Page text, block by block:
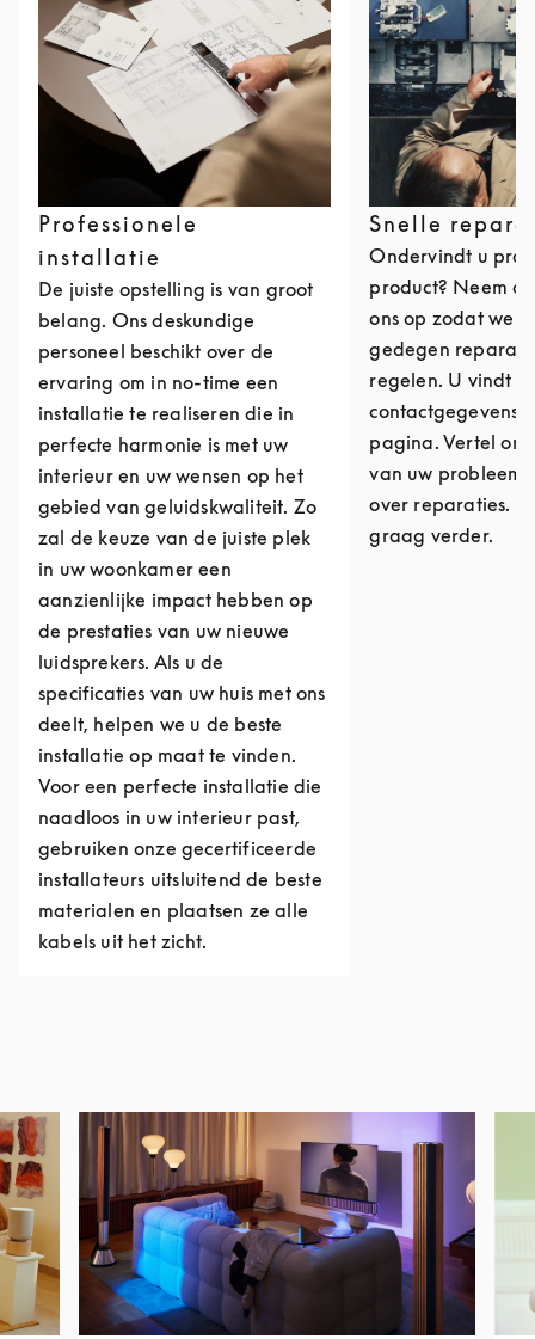
Professionele
installatie
De juiste opstelling is van groot
belang. Ons deskundige
personeel beschikt over de
ervaring om in no-time een
installatie te realiseren die in
perfecte harmonie is met uw
interieur en uw wensen op het
gebied van geluidskwaliteit. Zo
zal de keuze van de juiste plek
in uw woonkamer een
aanzienlijke impact hebben op
de prestaties van uw nieuwe
luidsprekers. Als u de
specificaties van uw huis met ons
deelt, helpen we u de beste
installatie op maat te vinden.
Voor een perfecte installatie die
naadloos in uw interieur past,
gebruiken onze gecertificeerde
installateurs uitsluitend de beste
materialen en plaatsen ze alle
kabels uit het zicht.
Snelle
Ondervindt u
product? Neem
ons op zodat we
gedegen
regelen. U vindt
contactgegevens
pagina. Vertel
van uw probleem
over reparaties.
graag verder.